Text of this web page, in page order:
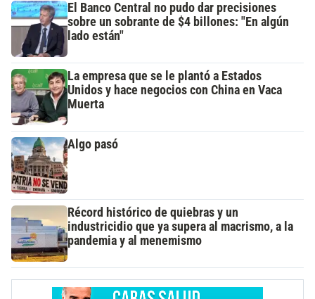
El Banco Central no pudo dar precisiones
sobre un sobrante de $4 billones: "En algún
lado están"
La empresa que se le plantó a Estados
Unidos y hace negocios con China en Vaca
Muerta
Algo pasó
Récord histórico de quiebras y un
industricidio que ya supera al macrismo, a la
pandemia y al menemismo